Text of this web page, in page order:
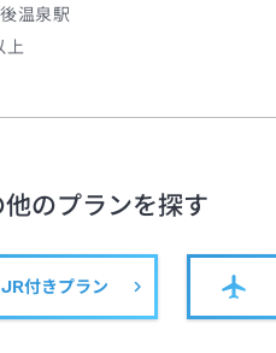
温泉駅
上
他のプランを探す
付きプラン